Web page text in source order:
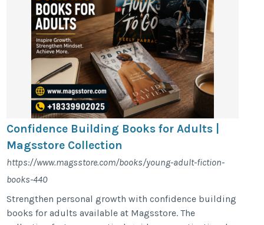
Confidence Building Books for Adults |
Magsstore Collection
https://www.magsstore.com/books/young-adult-fiction-
books-440
Strengthen personal growth with confidence building
books for adults available at Magsstore. The